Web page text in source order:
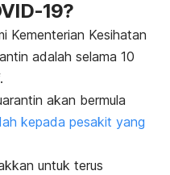
19?
Kementerian Kesihatan
adalah selama 10
akan bermula
kepada pesakit yang
untuk terus